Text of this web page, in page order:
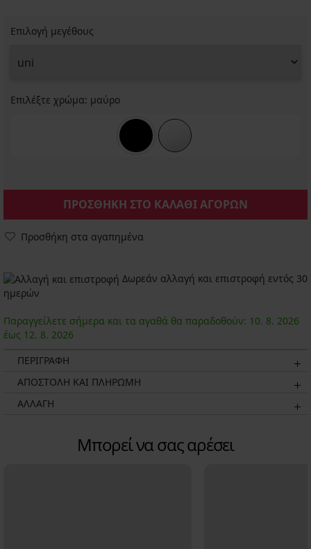
Επιλογή μεγέθους
Επιλέξτε χρώμα: μαύρο
ΠΡΟΣΘΗΚΗ ΣΤΟ ΚΑΛΑΘΙ ΑΓΟΡΩΝ
Προσθήκη στα αγαπημένα
Δωρεάν αλλαγή και επιστροφή εντός 30
ημερών
Παραγγείλετε σήμερα και τα αγαθά θα παραδοθούν: 10. 8. 2026
έως 12. 8. 2026
ΠΕΡΙΓΡΑΦΗ
ΑΠΟΣΤΟΛΗ ΚΑΙ ΠΛΗΡΩΜΗ
ΑΛΛΑΓΗ
Μπορεί να σας αρέσει